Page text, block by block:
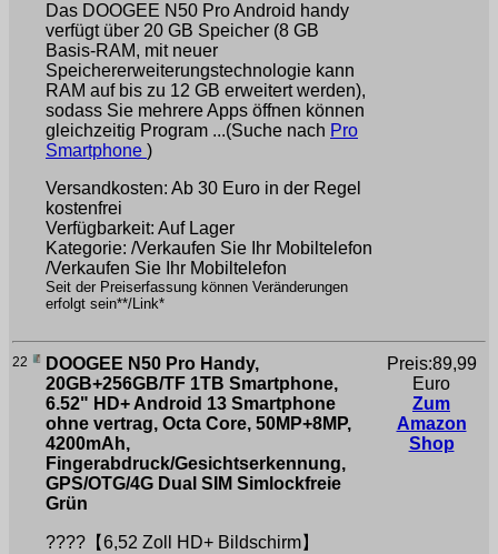
Das DOOGEE N50 Pro Android handy
verfügt über 20 GB Speicher (8 GB
Basis-RAM, mit neuer
Speichererweiterungstechnologie kann
RAM auf bis zu 12 GB erweitert werden),
sodass Sie mehrere Apps öffnen können
gleichzeitig Program ...(Suche nach Pro
Smartphone )
Versandkosten: Ab 30 Euro in der Regel
kostenfrei
Verfügbarkeit: Auf Lager
Kategorie: /Verkaufen Sie Ihr Mobiltelefon
/Verkaufen Sie Ihr Mobiltelefon
Seit der Preiserfassung können Veränderungen
erfolgt sein**/Link*
22
DOOGEE N50 Pro Handy,
20GB+256GB/TF 1TB Smartphone,
6.52" HD+ Android 13 Smartphone
ohne vertrag, Octa Core, 50MP+8MP,
4200mAh,
Fingerabdruck/Gesichtserkennung,
GPS/OTG/4G Dual SIM Simlockfreie
Grün
????【6,52 Zoll HD+ Bildschirm】
Preis:89,99
Euro
Zum
Amazon
Shop